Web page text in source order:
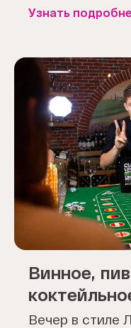
Узнать
Винное,
Вечер в стиле